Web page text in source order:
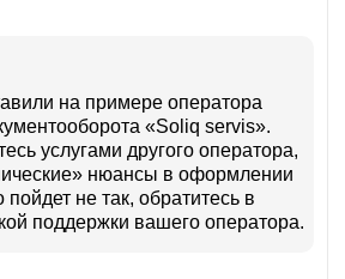
№489
от
14.08.2020
г.
на примере оператора
«Soliq servis».
услугами другого оператора,
нюансы в оформлении
не так, обратитесь в
поддержки вашего оператора.